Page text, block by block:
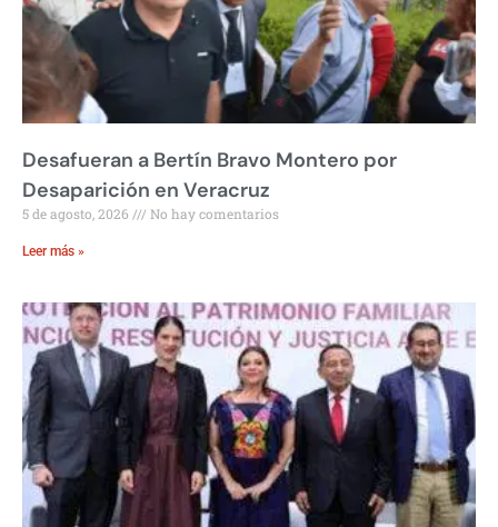
Desafueran a Bertín Bravo Montero por
Desaparición en Veracruz
5 de agosto, 2026 No hay comentarios
Leer más »